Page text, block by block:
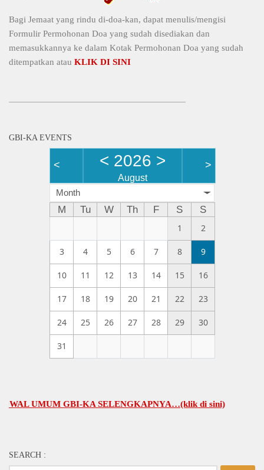
Bagi Jemaat yang rindu di-doa-kan, dapat menulis/mengisi
Formulir Permohonan Doa yang sudah disediakan dan
memasukkannya ke dalam Kotak Permohonan Doa yang sudah
ditempatkan atau KLIK DI SINI
GBI-KA EVENTS
< < 2026 >
August
>
Month
M Tu W Th F S
S
1
2
3 4 5 6 7 8 9
10 11 12 13 14 15 16
17 18 19 20 21 22 23
24 25 26 27 28 29 30
31
UMUM GBI-KA SELENGKAPNYA…(klik di sini)
SEARCH :